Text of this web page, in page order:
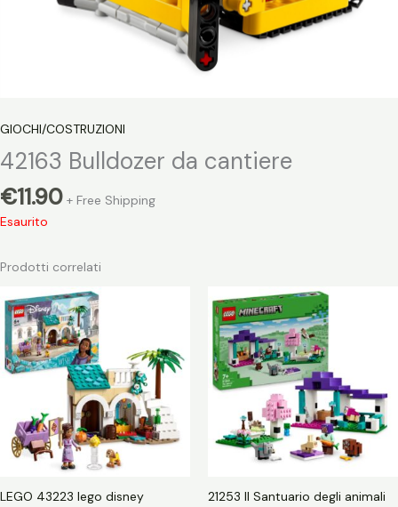
GIOCHI/COSTRUZIONI
42163 Bulldozer da cantiere
€11.90 + Free Shipping
Esaurito
Prodotti correlati
LEGO 43223 lego disney
21253 Il Santuario degli animali